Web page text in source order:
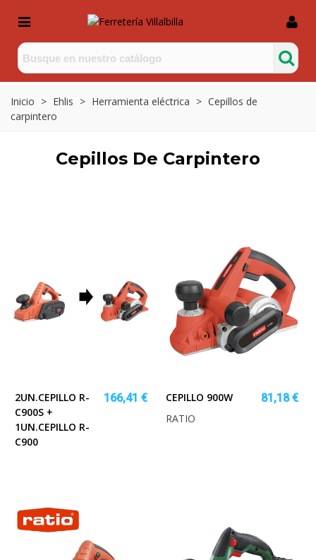
Inicio > Ehlis > Herramienta eléctrica > Cepillos de
carpintero
Cepillos De Carpintero
2UN.CEPILLO R-
C900S +
1UN.CEPILLO R-
C900
166,41 € CEPILLO 900W
81,18 €
RATIO